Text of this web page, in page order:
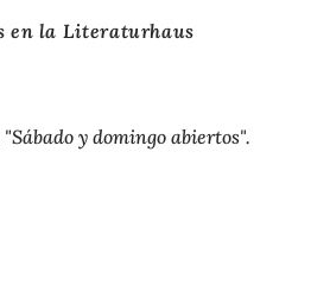
en la Literaturhaus
y domingo abiertos".